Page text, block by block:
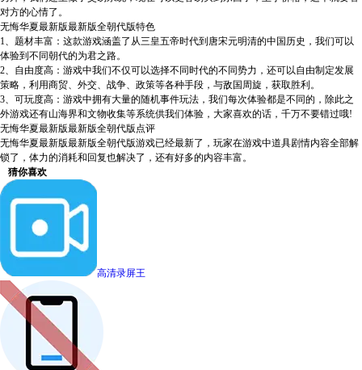
对方的心情了。
无悔华夏最新版最新版全朝代版特色
1、题材丰富：这款游戏涵盖了从三皇五帝时代到唐宋元明清的中国历史，我们可以
体验到不同朝代的为君之路。
2、自由度高：游戏中我们不仅可以选择不同时代的不同势力，还可以自由制定发展
策略，利用商贸、外交、战争、政策等各种手段，与敌国周旋，获取胜利。
3、可玩度高：游戏中拥有大量的随机事件玩法，我们每次体验都是不同的，除此之
外游戏还有山海界和文物收集等系统供我们体验，大家喜欢的话，千万不要错过哦!
无悔华夏最新版最新版全朝代版点评
无悔华夏最新版最新版全朝代版游戏已经最新了，玩家在游戏中道具剧情内容全部解
锁了，体力的消耗和回复也解决了，还有好多的内容丰富。
猜你喜欢
高清录屏王